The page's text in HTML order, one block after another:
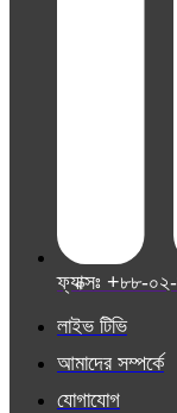
ফ্যাক্সঃ +৮৮-
লাইভ টিভি
আমাদের সম্পর্কে
যোগাযোগ